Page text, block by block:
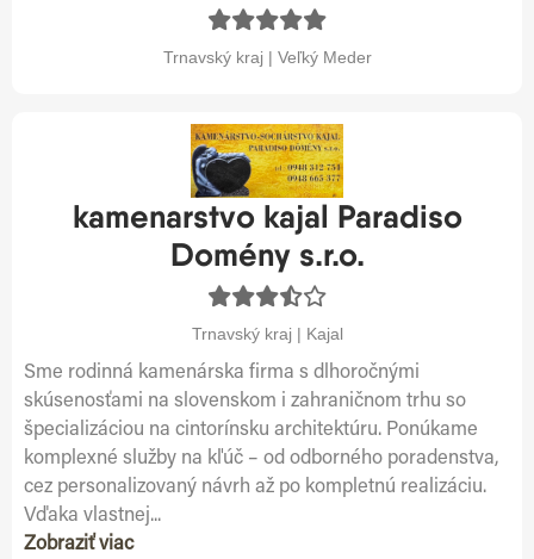
Trnavský kraj | Veľký Meder
kamenarstvo kajal Paradiso
Domény s.r.o.
Trnavský kraj | Kajal
Sme rodinná kamenárska firma s dlhoročnými
skúsenosťami na slovenskom i zahraničnom trhu so
špecializáciou na cintorínsku architektúru. Ponúkame
komplexné služby na kľúč – od odborného poradenstva,
cez personalizovaný návrh až po kompletnú realizáciu.
Vďaka vlastnej...
Zobraziť viac